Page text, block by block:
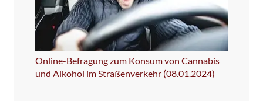
Online-Befragung zum Konsum von Cannabis
und Alkohol im Straßenverkehr (08.01.2024)